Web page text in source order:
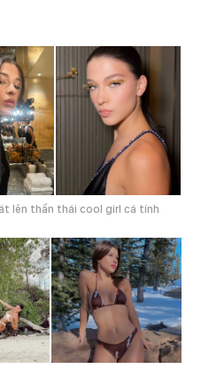
lên thần thái cool girl cá tính